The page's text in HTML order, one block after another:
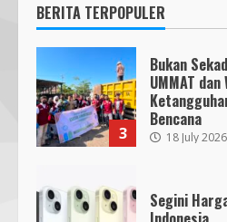
BERITA TERPOPULER
2 23 October
3
Bukan
UMMAT
Bencana
18 July 2026
Segini